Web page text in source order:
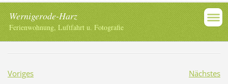
Wernigerode-Harz
Ferienwohnung, Luftfahrt u. Fotografie
Voriges
Nächstes